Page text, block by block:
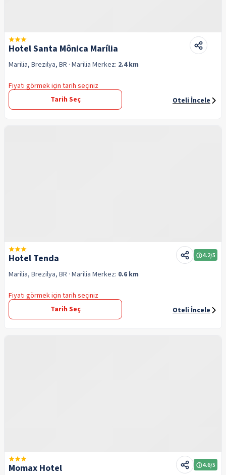
Hotel Santa Mônica Marília
Marilia, Brezilya, BR · Marilia Merkez: 2.4 km
Fiyatı görmek için tarih seçiniz
Tarih Seç
Oteli İncele
Hotel Tenda 4.2/5
Marilia, Brezilya, BR · Marilia Merkez: 0.6 km
Fiyatı görmek için tarih seçiniz
Tarih Seç
Oteli İncele
Momax Hotel 4.6/5